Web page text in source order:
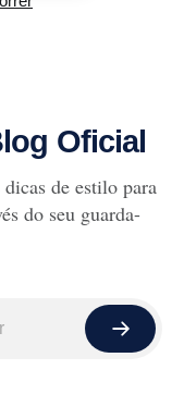
Oficial
de estilo para
do seu guarda-